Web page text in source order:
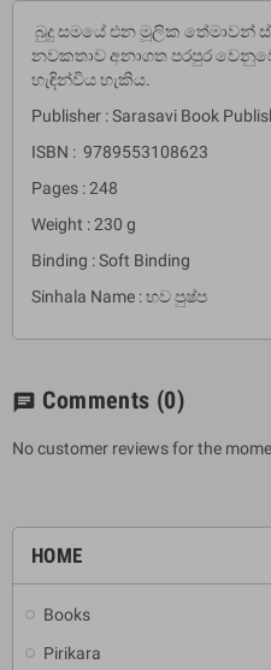
HOME
Books
Pirikara
බුදු සමයේ එන මූලික තේමාවන්
නවකතාව අනාගත පරපුර
හැඳින්විය හැකිය.
Publisher : Sarasavi Book
ISBN : 9789553108623
Pages : 248
Weight : 230 g
Binding : Soft Binding
Sinhala Name : භව පුෂ්ප
chat Comments (0)
No customer reviews for the